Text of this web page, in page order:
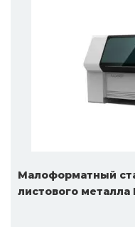
Малоформатный
листового металла